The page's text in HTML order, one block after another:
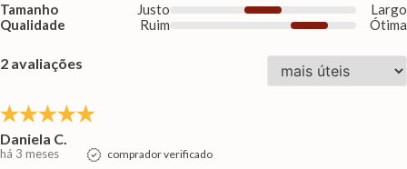
Tamanho Justo
Largo
Qualidade
Ruim Ótima
2 avaliações
Daniela C.
há 3 meses comprador verificado